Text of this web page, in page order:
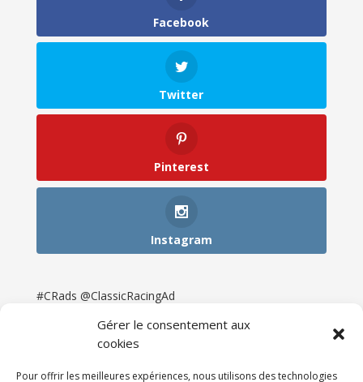
Gérer le consentement aux
cookies
Pour offrir les meilleures expériences, nous utilisons des technologies
Facebook
Twitter
Pinterest
Instagram
#CRads @ClassicRacingAd